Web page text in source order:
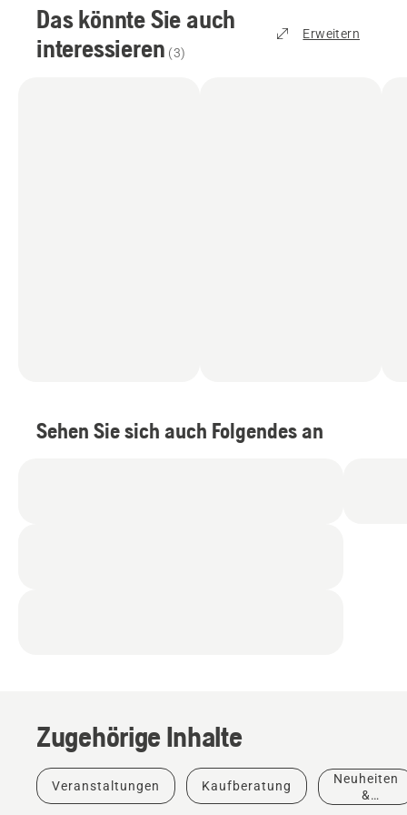
Das könnte Sie auch
interessieren (3)
Erweitern
Sehen Sie sich auch Folgendes an
Zugehörige Inhalte
Veranstaltungen Kaufberatung
Neuheiten
&
im
Vergleich
zu
Benzin-
Rasenmähern